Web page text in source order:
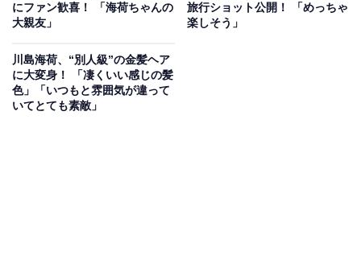
にファン歓喜！ 「海荷ちゃんの
大親友」
旅行ショット公開！ 「めっちゃ
楽しそう」
川島海荷、“別人級”の金髪ヘア
に大変身！ 「凄くいい感じの髪
色」「いつもと雰囲気が違って
いてとても素敵」